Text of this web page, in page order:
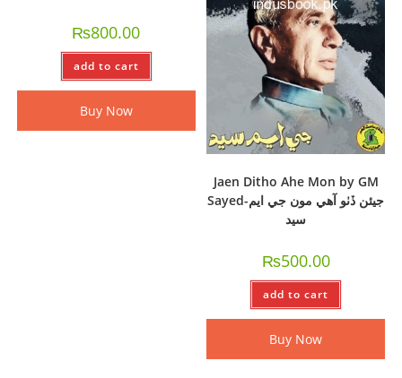
₨800.00
add to cart
Buy Now
Jaen Ditho Ahe Mon by GM
Sayed-جيئن ڏٺو آهي مون جي ايم
سيد
₨500.00
add to cart
Buy Now